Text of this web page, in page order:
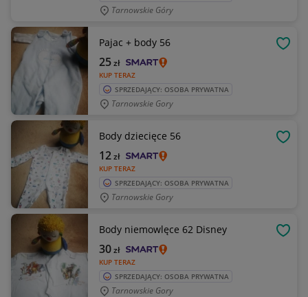
Tarnowskie Góry
Pajac + body 56
KUP TERAZ
25zł
SPRZEDAJĄCY: OSOBA PRYWATNA
Tarnowskie Gory
Body dziecięce 56
KUP TERAZ
12zł
SPRZEDAJĄCY: OSOBA PRYWATNA
Tarnowskie Gory
Body niemowlęce 62 Disney
KUP TERAZ
30zł
SPRZEDAJĄCY: OSOBA PRYWATNA
Tarnowskie Gory